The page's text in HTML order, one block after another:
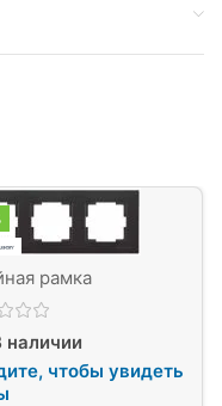
рамка
наличии
чтобы увидеть